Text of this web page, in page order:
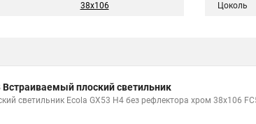
38x106 Цоколь
Встраиваемый плоский светильник
светильник Ecola GX53 H4 без рефлектора хром 38x106